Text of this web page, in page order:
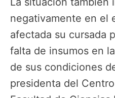
negativamente en el
afectada su cursada
falta de insumos en
de sus condiciones
presidenta del